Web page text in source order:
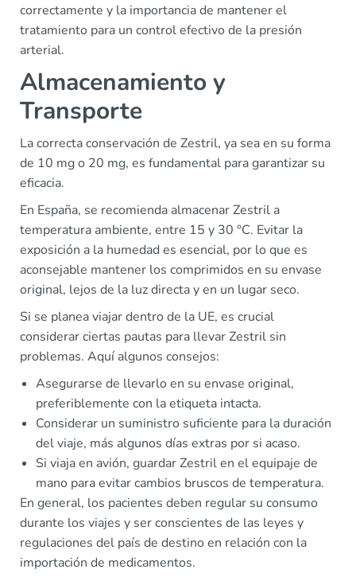
correctamente y la importancia de mantener el
tratamiento para un control efectivo de la presión
arterial.
Almacenamiento y
Transporte
La correcta conservación de Zestril, ya sea en su forma
de 10 mg o 20 mg, es fundamental para garantizar su
eficacia.
En España, se recomienda almacenar Zestril a
temperatura ambiente, entre 15 y 30 °C. Evitar la
exposición a la humedad es esencial, por lo que es
aconsejable mantener los comprimidos en su envase
original, lejos de la luz directa y en un lugar seco.
Si se planea viajar dentro de la UE, es crucial
considerar ciertas pautas para llevar Zestril sin
problemas. Aquí algunos consejos:
Asegurarse de llevarlo en su envase original,
preferiblemente con la etiqueta intacta.
Considerar un suministro suficiente para la duración
del viaje, más algunos días extras por si acaso.
Si viaja en avión, guardar Zestril en el equipaje de
mano para evitar cambios bruscos de temperatura.
En general, los pacientes deben regular su consumo
durante los viajes y ser conscientes de las leyes y
regulaciones del país de destino en relación con la
importación de medicamentos.